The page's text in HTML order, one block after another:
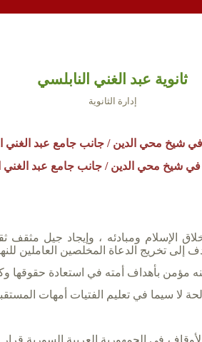
ثانوية عبد الغني النابلسي
إدارة الثانوية
في شيخ محي الدين / جانب جامع عبد الغني
في شيخ محي الدين / جانب جامع عبد الغني
الإسلام ومبادئه ، وإيجاد جيل مثقف
إلى تخريج الدعاة المخلصين العاملين
بأهداف أمته في استعادة حقوقها
لا سيما في تعليم الفتيات أمهات